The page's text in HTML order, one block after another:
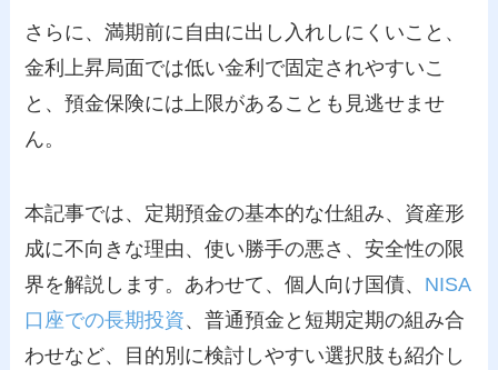
さらに、満期前に自由に出し入れしにくいこと、
金利上昇局面では低い金利で固定されやすいこ
と、預金保険には上限があることも見逃せませ
ん。
本記事では、定期預金の基本的な仕組み、資産形
成に不向きな理由、使い勝手の悪さ、安全性の限
界を解説します。あわせて、個人向け国債、 NISA
口座での長期投資、普通預金と短期定期の組み合
わせなど、目的別に検討しやすい選択肢も紹介し